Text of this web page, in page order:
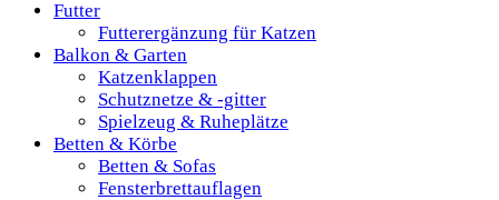
Futter
Futterergänzung für Katzen
Balkon & Garten
Katzenklappen
Schutznetze & -gitter
Spielzeug & Ruheplätze
Betten & Körbe
Betten & Sofas
Fensterbrettauflagen